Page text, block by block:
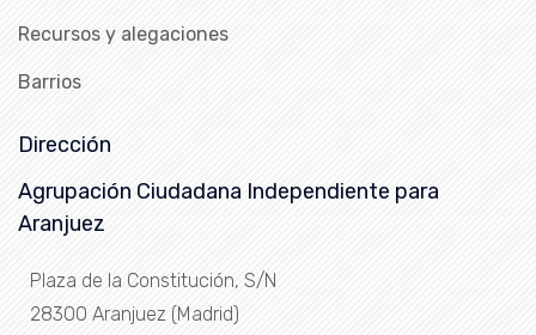
Recursos y alegaciones
Barrios
Dirección
Agrupación Ciudadana Independiente para
Aranjuez
Plaza de la Constitución, S/N
28300 Aranjuez (Madrid)